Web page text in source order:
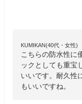
KUMIKAN(40代・女性)
こちらの防水性に
ックとしても重宝
いいです。耐久性
もいいですね。